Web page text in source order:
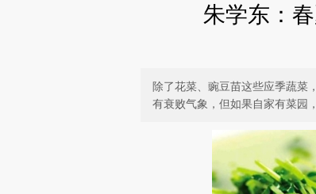
朱学东：
除了花菜、豌豆苗这些应季蔬菜
有衰败气象，但如果自家有菜园